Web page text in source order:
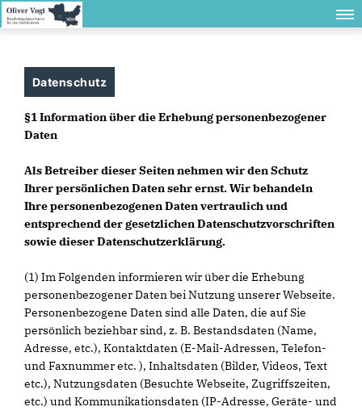
Datenschutz
§1 Information über die Erhebung personenbezogener
Daten
Als Betreiber dieser Seiten nehmen wir den Schutz
Ihrer persönlichen Daten sehr ernst. Wir behandeln
Ihre personenbezogenen Daten vertraulich und
entsprechend der gesetzlichen Datenschutzvorschriften
sowie dieser Datenschutzerklärung.
(1) Im Folgenden informieren wir über die Erhebung
personenbezogener Daten bei Nutzung unserer Webseite.
Personenbezogene Daten sind alle Daten, die auf Sie
persönlich beziehbar sind, z. B. Bestandsdaten (Name,
Adresse, etc.), Kontaktdaten (E-Mail-Adressen, Telefon-
und Faxnummer etc. ), Inhaltsdaten (Bilder, Videos, Text
etc.), Nutzungsdaten (Besuchte Webseite, Zugriffszeiten,
etc.) und Kommunikationsdaten (IP-Adresse, Geräte- und